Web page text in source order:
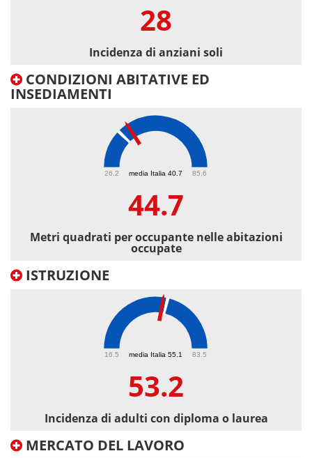
28
Incidenza di anziani soli
CONDIZIONI ABITATIVE ED
INSEDIAMENTI
media Italia 40.7
26.2 85.6
44.7
Metri quadrati per occupante nelle abitazioni
occupate
ISTRUZIONE
media Italia 55.1
16.5 83.5
53.2
Incidenza di adulti con diploma o laurea
MERCATO DEL LAVORO